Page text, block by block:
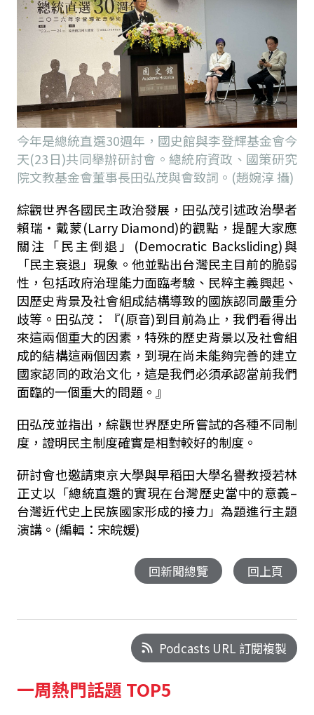
今年是總統直選30週年，國史館與李登輝基金會今
天(23日)共同舉辦研討會。總統府資政、國策研究
院文教基金會董事長田弘茂與會致詞。(趙婉淳 攝)
綜觀世界各國民主政治發展，田弘茂引述政治學者
賴瑞‧戴蒙(Larry Diamond)的觀點，提醒大家應
關注「民主倒退」(Democratic Backsliding)與
「民主衰退」現象。他並點出台灣民主目前的脆弱
性，包括政府治理能力面臨考驗、民粹主義興起、
因歷史背景及社會組成結構導致的國族認同嚴重分
歧等。田弘茂：『(原音)到目前為止，我們看得出
來這兩個重大的因素，特殊的歷史背景以及社會組
成的結構這兩個因素，到現在尚未能夠完善的建立
國家認同的政治文化，這是我們必須承認當前我們
面臨的一個重大的問題。』
田弘茂並指出，綜觀世界歷史所嘗試的各種不同制
度，證明民主制度確實是相對較好的制度。
研討會也邀請東京大學與早稻田大學名譽教授若林
正丈以「總統直選的實現在台灣歷史當中的意義–
台灣近代史上民族國家形成的接力」為題進行主題
演講。(編輯：宋皖媛)
回新聞總覽 回上頁
Podcasts URL 訂閱複製
一周熱門話題 TOP5